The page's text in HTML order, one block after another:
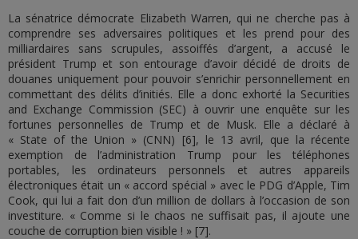
La sénatrice démocrate Elizabeth Warren, qui ne cherche pas à
comprendre ses adversaires politiques et les prend pour des
milliardaires sans scrupules, assoiffés d’argent, a accusé le
président Trump et son entourage d’avoir décidé de droits de
douanes uniquement pour pouvoir s’enrichir personnellement en
commettant des délits d’initiés. Elle a donc exhorté la Securities
and Exchange Commission (SEC) à ouvrir une enquête sur les
fortunes personnelles de Trump et de Musk. Elle a déclaré à
« State of the Union » (CNN) [6], le 13 avril, que la récente
exemption de l’administration Trump pour les téléphones
portables, les ordinateurs personnels et autres appareils
électroniques était un « accord spécial » avec le PDG d’Apple, Tim
Cook, qui lui a fait don d’un million de dollars à l’occasion de son
investiture. « Comme si le chaos ne suffisait pas, il ajoute une
couche de corruption bien visible ! » [7].